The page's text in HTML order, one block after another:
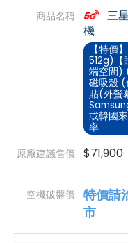
商品名稱 :
三
機
【特價
512g)
端空間)
磁吸殼
貼(外螢
或韓國
率
原廠建議售價 : $71,900
空機破盤價 : 特價請
市